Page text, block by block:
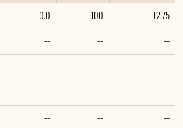
12.75
100
0.0
--
--
--
--
--
--
--
--
--
--
--
--